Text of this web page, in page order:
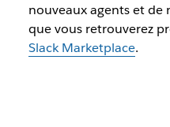
nouveaux agents et de
que vous retrouverez
Slack Marketplace.